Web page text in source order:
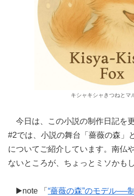
キシャキシャきつねとマ
今日は、この小説の制作日記を
#2では、小説の舞台「薔薇の森」
についてご紹介しています。南仏
ないところが、ちょっとミソかも
▶️note 「 “薔薇の森”のモデル──